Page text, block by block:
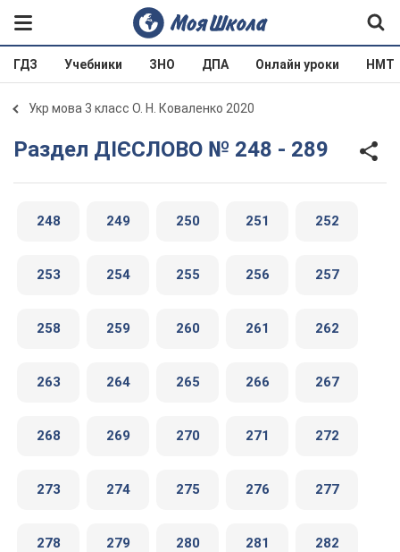
ГДЗ Учебники ЗНО ДПА Онлайн уроки НМТ
Укр мова 3 класс О. Н. Коваленко 2020
Раздел ДІЄСЛОВО № 248 - 289
248 249 250 251 252
253 254 255 256 257
258 259 260 261 262
263 264 265 266 267
268 269 270 271 272
273 274 275 276 277
278 279 280 281 282